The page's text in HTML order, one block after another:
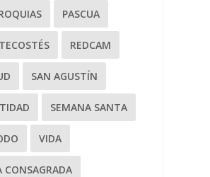
PASCUA
REDCAM
SAN AGUSTÍN
SEMANA SANTA
VIDA
CONSAGRADA